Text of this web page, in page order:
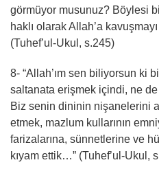
görmüyor musunuz? Böylesi
haklı olarak Allah’a
(Tuhef’ul-Ukul, s.245)
8- “Allah’ım sen biliyorsun ki
saltanata erişmek içindi, ne de
Biz senin dininin nişanelerini
etmek, mazlum kullarının
farizalarına, sünnetlerine ve
kıyam ettik…” (Tuhef’ul-Ukul,